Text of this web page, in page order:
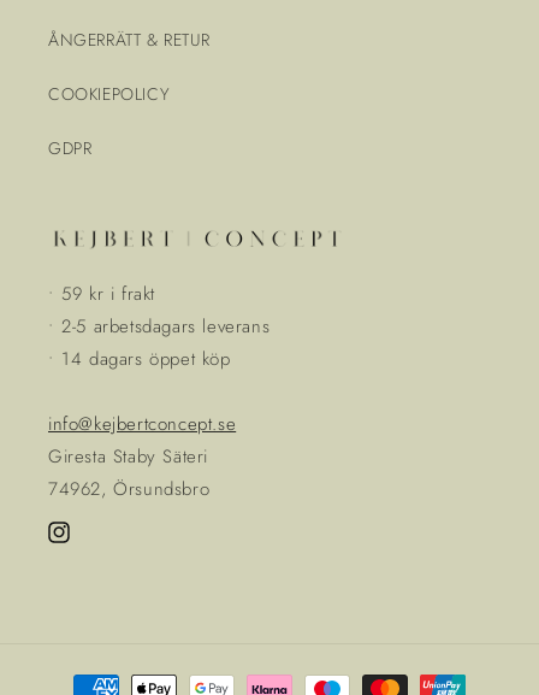
ÅNGERRÄTT & RETUR
COOKIEPOLICY
GDPR
• 59 kr i frakt
• 2-5 arbetsdagars leverans
• 14 dagars öppet köp
info@kejbertconcept.se
Giresta Staby Säteri
74962, Örsundsbro
Instagram
Betalningsmetoder